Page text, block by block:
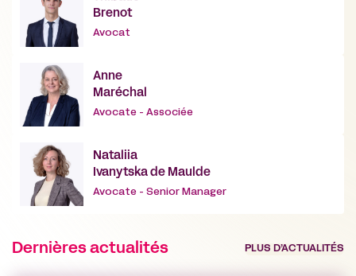
Brenot
Avocat
Anne
Maréchal
Avocate - Associée
Nataliia
Ivanytska de Maulde
Avocate - Senior Manager
Dernières actualités PLUS D’ACTUALITÉS